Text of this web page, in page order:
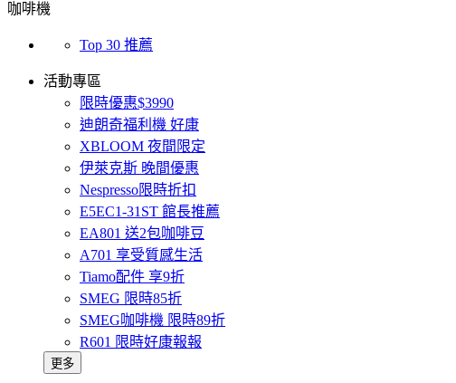
咖啡機
Top 30 推薦
活動專區
限時優惠$3990
迪朗奇福利機 好康
XBLOOM 夜間限定
伊萊克斯 晚間優惠
Nespresso限時折扣
E5EC1-31ST 館長推薦
EA801 送2包咖啡豆
A701 享受質感生活
Tiamo配件 享9折
SMEG 限時85折
SMEG咖啡機 限時89折
R601 限時好康報報
更多